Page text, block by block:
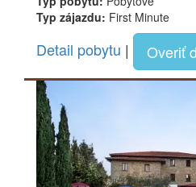
Typ zájazdu: First Minute
Detail pobytu | Overiť